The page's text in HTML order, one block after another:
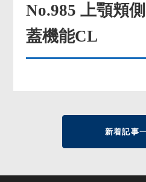
No.985 上顎頬
蓋機能CL
新着記事